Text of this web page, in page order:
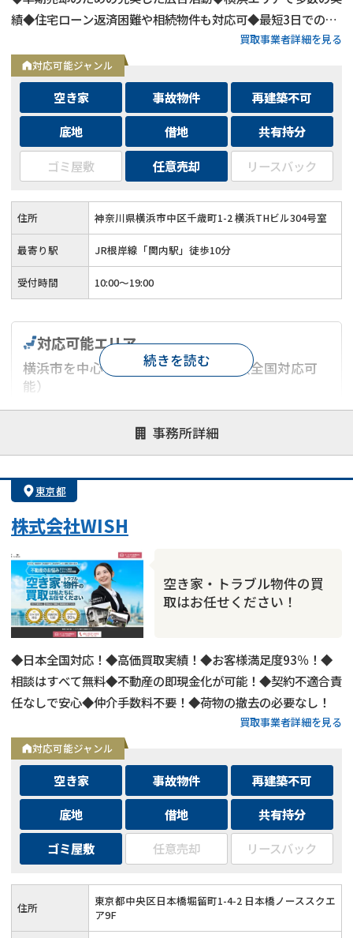
績◆住宅ローン返済困難や相続物件も対応可◆最短3日での売
却も可能◆プロフェッショナルによる徹底サポート買取事業者詳細を見る
対応可能ジャンル
空き家 事故物件
再建築不可
底地
借地
共有持分
ゴミ屋敷
任意売却 リースバック
住所 神奈川県横浜市中区千歳町1-2 横浜THビル304号室
最寄り駅 JR根岸線「関内駅」徒歩10分
受付時間 10:00～19:00
事務所詳細
対応可能エリア
横浜市を中心とした神奈川県エリア（全国対応可
能）
オンライン面談可能
決済までが早い
1億円以上の買取可
業歴10年以上
業者案件歓迎
士業連携有り
続きを読む
東京都
株式会社WISH
空き家・トラブル物件の買
取はお任せください！
◆日本全国対応！◆高価買取実績！◆お客様満足度93％！◆
相談はすべて無料◆不動産の即現金化が可能！◆契約不適合責
任なしで安心◆仲介手数料不要！◆荷物の撤去の必要なし！
買取事業者詳細を見る
対応可能ジャンル
空き家 事故物件
再建築不可
底地
借地
共有持分
ゴミ屋敷
任意売却 リースバック
住所
東京都中央区日本橋堀留町1-4-2 日本橋ノーススクエ
ア9F